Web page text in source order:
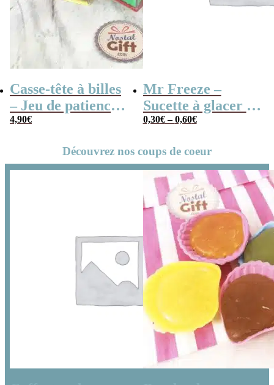
Casse-tête à billes
– Jeu de patience
cube x3
4,90€
Mr Freeze –
Sucette à glacer –
Fraise, Cola,
0,30€–0,60€
Découvrez nos coups de coeur